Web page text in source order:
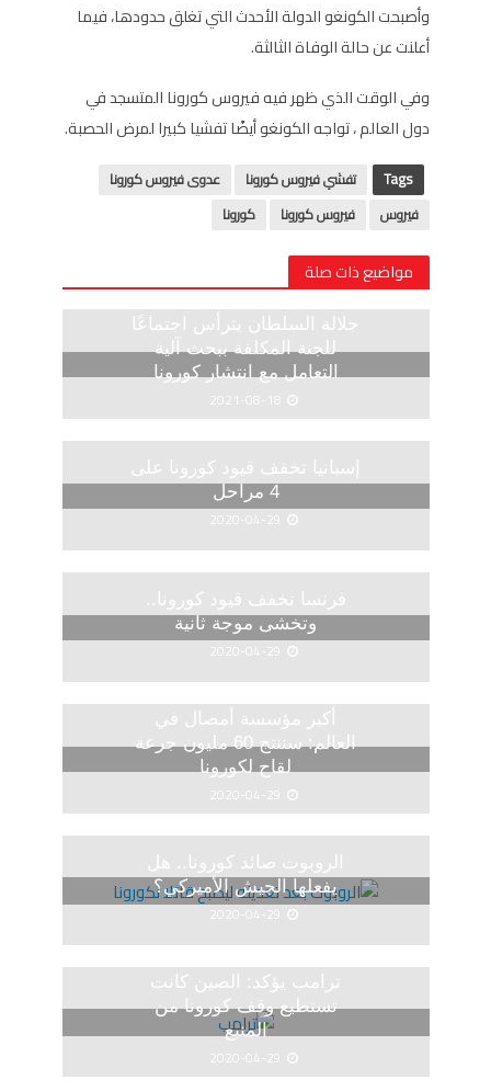
وأصبحت الكونغو الدولة الأحدث التي تغلق حدودها، فيما
أعلنت عن حالة الوفاة الثالثة.
وفي الوقت الذي ظهر فيه فيروس كورونا المتسجد في
دول العالم ، تواجه الكونغو أيضًا تفشيا كبيرا لمرض الحصبة.
Tags تفشي فيروس كورونا
عدوى فيروس كورونا
فيروس
فيروس كورونا كورونا
مواضيع ذات صلة
جلالة السلطان يترأس اجتماعًا
للجنة المكلفة ببحث آلية
التعامل مع انتشار كورونا
2021-08-18
إسبانيا تخفف قيود كورونا على
4 مراحل
2020-04-29
فرنسا تخفف قيود كورونا..
وتخشى موجة ثانية
2020-04-29
أكبر مؤسسة أمصال في
العالم: سننتج 60 مليون جرعة
لقاح لكورونا
2020-04-29
الروبوت صائد كورونا.. هل
يفعلها الجيش الأميركي؟
2020-04-29
ترامب يؤكد: الصين كانت
تستطيع وقف كورونا من
المنبع
2020-04-29